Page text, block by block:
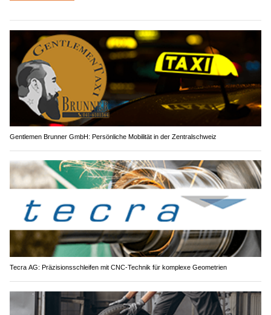
Gentlemen Brunner GmbH: Persönliche Mobilität in der Zentralschweiz
Tecra AG: Präzisionsschleifen mit CNC-Technik für komplexe Geometrien